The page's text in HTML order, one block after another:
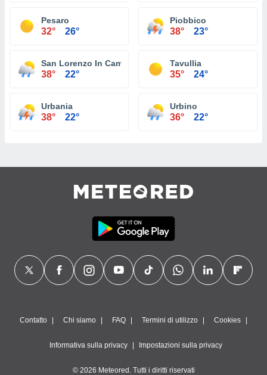
Pesaro
32° 26°
Piobbico
38° 23°
San Lorenzo In Campo
38° 22°
Tavullia
35° 24°
Urbania
38° 22°
Urbino
36° 22°
Contatto Chi siamo FAQ Termini di utilizzo Cookies
Informativa sulla privacy Impostazioni sulla privacy
© 2026 Meteored. Tutti i diritti riservati